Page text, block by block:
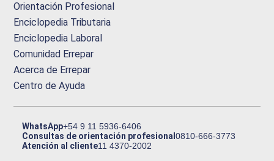
Orientación Profesional
Enciclopedia Tributaria
Enciclopedia Laboral
Comunidad Errepar
Acerca de Errepar
Centro de Ayuda
WhatsApp+54 9 11 5936-6406
Consultas de orientación profesional0810-666-3773
Atención al cliente11 4370-2002